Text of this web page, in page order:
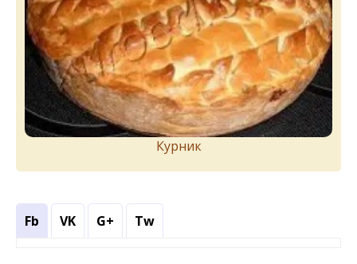
Курник
Fb VK G+ Tw